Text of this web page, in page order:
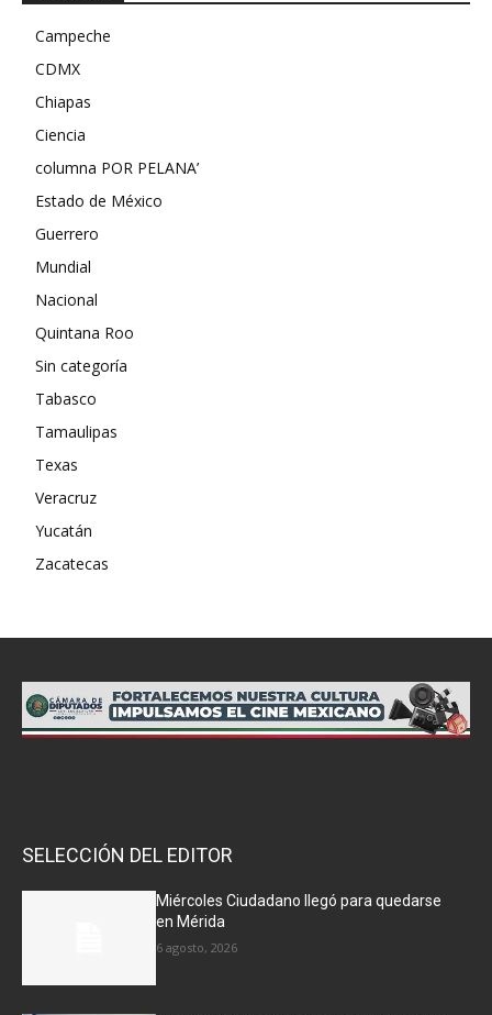
Campeche
CDMX
Chiapas
Ciencia
columna POR PELANA’
Estado de México
Guerrero
Mundial
Nacional
Quintana Roo
Sin categoría
Tabasco
Tamaulipas
Texas
Veracruz
Yucatán
Zacatecas
SELECCIÓN DEL EDITOR
Miércoles Ciudadano llegó para quedarse
en Mérida
6 agosto, 2026